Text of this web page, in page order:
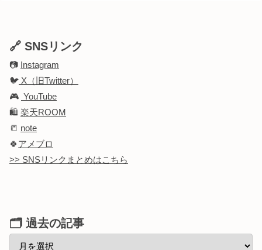
🔗 SNSリンク
📷 Instagram
🐦 X（旧Twitter）
🎮 YouTube
🛍️ 楽天ROOM
📒 note
🍀アメブロ
>> SNSリンクまとめはこちら
🗂 過去の記事